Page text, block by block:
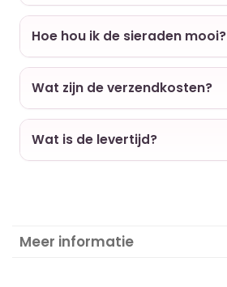
Hoe hou ik de sieraden mooi?
Wat zijn de verzendkosten?
Wat is de levertijd?
Meer informatie